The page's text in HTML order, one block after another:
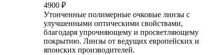
4900 ₽
Утонченные полимерные очковые линзы с
улучшенными оптическими свойствами,
благодаря упрочняющему и просветляющему
покрытию. Линзы от ведущих европейских и
японских производителей.